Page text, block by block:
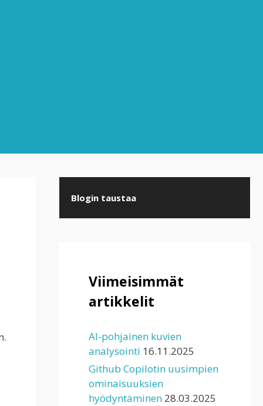
Blogin taustaa
Viimeisimmät
artikkelit
AI-pohjainen kuvien
analysointi 16.11.2025
Github Copilotin uusimpien
ominaisuuksien
hyödyntäminen 28.03.2025